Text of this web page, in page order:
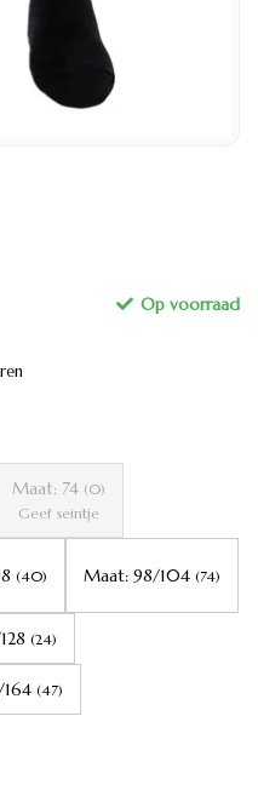
Maat: 74 (0)
Geef seintje
(40) Maat: 98/104 (74)
(24)
(47)